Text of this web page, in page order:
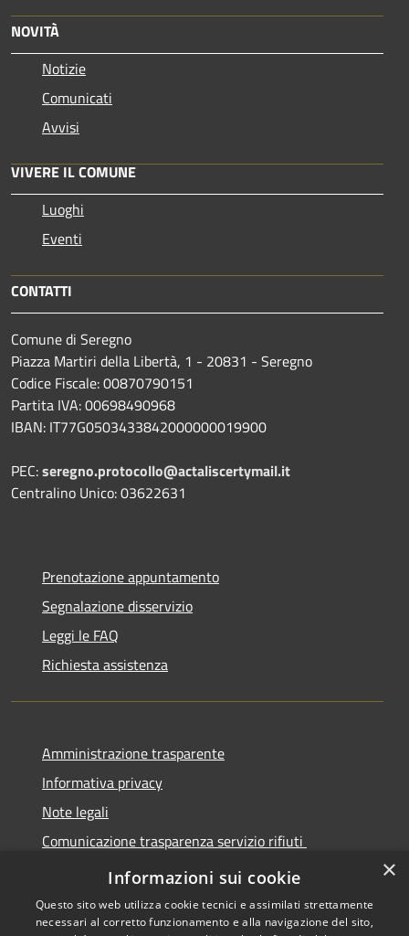
NOVITÀ
Notizie
Comunicati
Avvisi
VIVERE IL COMUNE
Luoghi
Eventi
CONTATTI
Comune di Seregno
Piazza Martiri della Libertà, 1 - 20831 - Seregno
Codice Fiscale: 00870790151
Partita IVA: 00698490968
IBAN: IT77G0503433842000000019900
PEC:seregno.protocollo@actaliscertymail.it
Centralino Unico: 03622631
Prenotazione appuntamento
Segnalazione disservizio
Leggi le FAQ
Richiesta assistenza
Amministrazione trasparente
Informativa privacy
Note legali
Comunicazione trasparenza servizio rifiuti
Dichiarazione di accessibilità
×
Informazioni sui cookie
Questo sito web utilizza cookie tecnici e assimilati strettamente
necessari al corretto funzionamento e alla navigazione del sito,